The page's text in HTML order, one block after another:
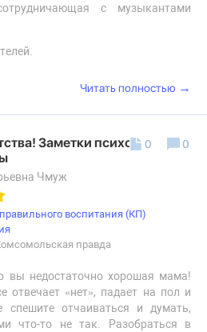
с музыкантами
Читать полностью →
Заметки психолога для
Чмуж
воспитания (КП)
правда
вы недостаточно хорошая мама!
«нет», падает на пол и
спешите отчаиваться и думать,
что-то не так. Разобраться в
0 0